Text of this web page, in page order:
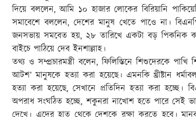
দিয়ে বললেন, আমি ১০ হাজার লোকের বিরিয়ানি
সমাবেশে বললেন, দেশের মানুষ খেতে পাওে না।
জনসভায় সমবেত হয়, ২৮ তারিখে একটা বড় পিকনিক
বাইচে পাঠিয়ে দেব ইনশাল্লাহ।
তথ্য ও সম্প্রচারমন্ত্রী বলেন, ফিলিস্তিনে শিশুদেরকে
আটশ’ মানুষকে হত্যা করা হয়েছে। এমনকি খ্রীষ্টান
হত্যা করা হয়েছে, সেখানে প্রতিদিন হত্যা করা হচ্ছে।
অপরাধ সংঘঠিত হচ্ছে, শকুনরা নাখোশ হতে পারে সেই